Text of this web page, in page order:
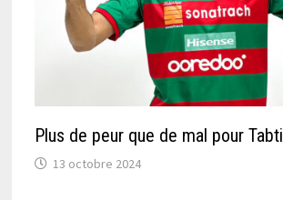
Plus de peur que de mal pour Tabti
13 octobre 2024